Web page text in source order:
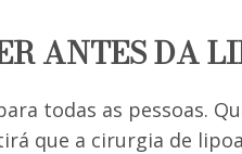
ANTES DA
todas as pessoas.
que a cirurgia de